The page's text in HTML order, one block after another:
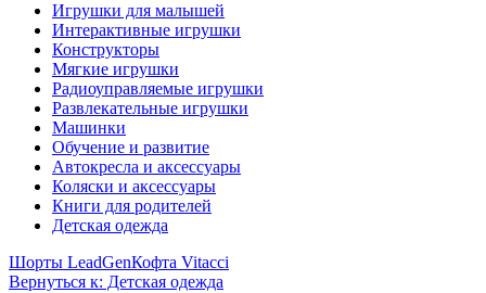
Игрушки для малышей
Интерактивные игрушки
Конструкторы
Мягкие игрушки
Радиоуправляемые игрушки
Развлекательные игрушки
Машинки
Обучение и развитие
Автокресла и аксессуары
Коляски и аксессуары
Книги для родителей
Детская одежда
Шорты LeadGenКофта Vitacci
Вернуться к: Детская одежда